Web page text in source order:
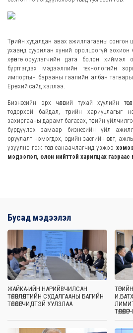
Төрийн худалдан авах ажиллагааны
ухаанд суурилан хүний оролцоогүй зохион
хөрөнгө оруулагчийн дата болон хиймэл
бүртгэгдэх мэдээллийн технологийн
импортын барааны гаалийн албан
Ерөнхий сайд хэллээ.
Бизнесийн эрх чөлөөний тухай хуулийн
тодорхой байдал, төрийн хариуцлагыг
захиргааны дарамт багасах, төрийн
бүрдүүлэх замаар бизнесийн үйл
оруулалт нэмэгдэх, эдийн засгийн өсөлт,
үзүүлнэ гэж төсөл санаачлагчид үзжээ
мэдээлэл, олон нийттэй харилцах
Бусад мэдээлэл
ЖАЙКА-ИЙН НАРИЙВЧИЛСАН
ТӨЛӨВЛӨЛТИЙН СУДАЛГААНЫ БАГИЙН
ТӨЛӨӨЛӨГЧИДТЭЙ УУЛЗЛАА